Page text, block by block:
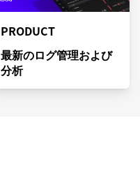
PRODUCT
最新のログ管理および
分析